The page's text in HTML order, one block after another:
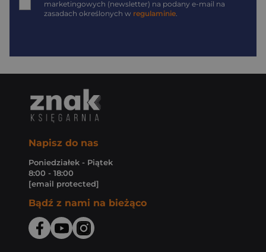
marketingowych (newsletter) na podany e-mail na
zasadach określonych w regulaminie.
Napisz do nas
Poniedziałek - Piątek
8:00 - 18:00
[email protected]
Bądź z nami na bieżąco